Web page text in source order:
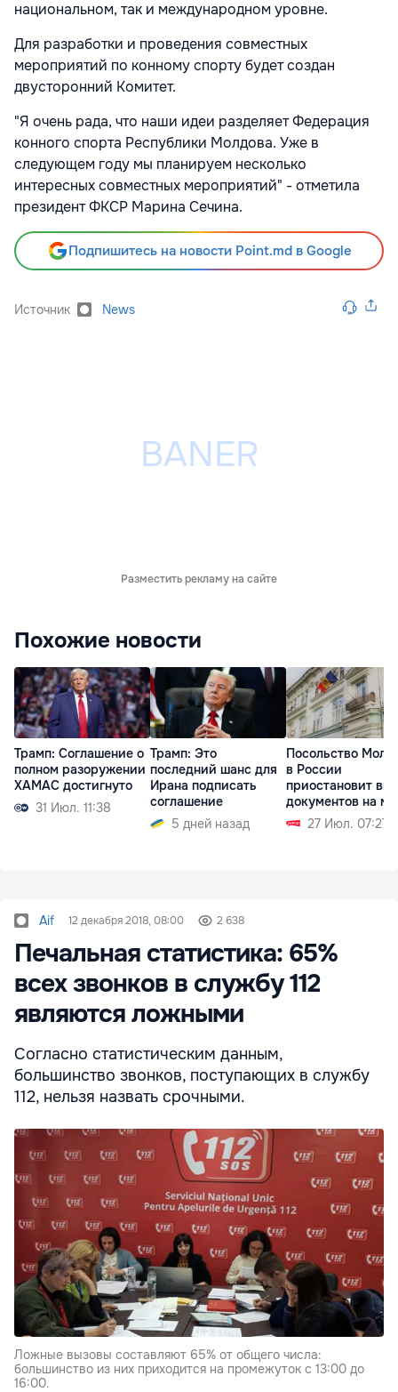
национальном, так и международном уровне.
Для разработки и проведения совместных
мероприятий по конному спорту будет создан
двусторонний Комитет.
"Я очень рада, что наши идеи разделяет Федерация
конного спорта Республики Молдова. Уже в
следующем году мы планируем несколько
интересных совместных мероприятий" - отметила
президент ФКСР Марина Сечина.
Подпишитесь на новости Point.md в Google
Источник News
Разместить рекламу на сайте
Похожие новости
Трамп: Соглашение о
полном разоружении
ХАМАС достигнуто
31 Июл. 11:38
Трамп: Это
последний шанс для
Ирана подписать
соглашение
5 дней назад
Посольство
в России
приостановит
документов на
27 Июл. 07:27
Aif 12 декабря 2018, 08:00 2 638
Печальная статистика: 65%
всех звонков в службу 112
являются ложными
Согласно статистическим данным,
большинство звонков, поступающих в службу
112, нельзя назвать срочными.
Ложные вызовы составляют 65% от общего числа:
большинство из них приходится на промежуток с 13:00 до
16:00.